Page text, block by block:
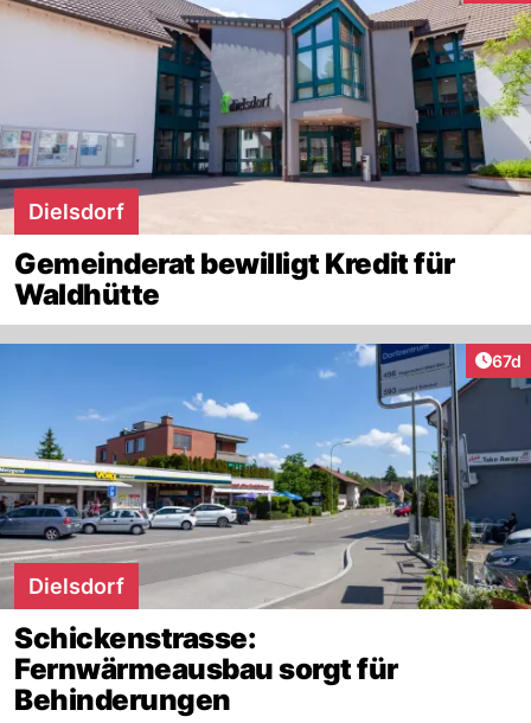
Dielsdorf
Gemeinderat bewilligt Kredit für
Waldhütte
67d
Dielsdorf
Schickenstrasse:
Fernwärmeausbau sorgt für
Behinderungen